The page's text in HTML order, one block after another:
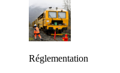
Réglementation